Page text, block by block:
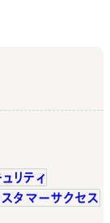
リティ
スタマーサクセス